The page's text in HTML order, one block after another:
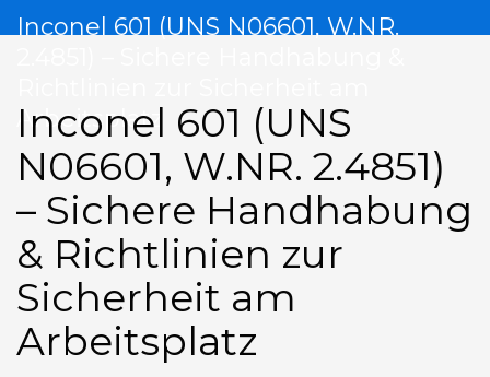
Inconel 601 (UNS N06601, W.NR.
Arbeitsplatz
Inconel 601 (UNS
N06601, W.NR. 2.4851)
– Sichere Handhabung
& Richtlinien zur
Sicherheit am
Arbeitsplatz